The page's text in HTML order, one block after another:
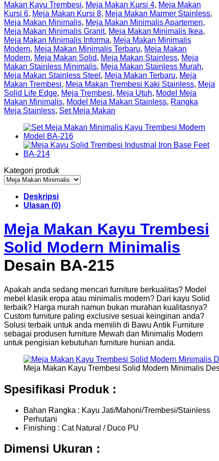
Makan Kayu Trembesi, Meja Makan Kursi 4, Meja Makan
Kursi 6, Meja Makan Kursi 8, Meja Makan Marmer Stainless,
Meja Makan Minimalis, Meja Makan Minimalis Apartemen,
Meja Makan Minimalis Granit, Meja Makan Minimalis Ikea,
Meja Makan Minimalis Informa, Meja Makan Minimalis
Modern, Meja Makan Minimalis Terbaru, Meja Makan
Modern, Meja Makan Solid, Meja Makan Stainless, Meja
Makan Stainless Minimalis, Meja Makan Stainless Murah,
Meja Makan Stainless Steel , Meja Makan Terbaru, Meja
Makan Trembesi, Meja Makan Trembesi Kaki Stainless, Meja
Solid Life Edge, Meja Trembesi, Meja Utuh, Model Meja
Makan Minimalis, Model Meja Makan Stainless, Rangka
Meja Stainless, Set Meja Makan
Kategori produk
Deskripsi
Ulasan (0)
Meja Makan Kayu Trembesi
Solid Modern Minimalis
Desain BA-215
Apakah anda sedang mencari furniture berkualitas? Model
mebel klasik eropa atau minimalis modern? Dari kayu Solid
terbaik? Harga murah namun bukan murahan kualitasnya?
Custom furniture paling exclusive sesuai keinginan anda?
Solusi terbaik untuk anda memilih di Bawu Antik Furniture
sebagai produsen furniture Mewah dan Minimalis Modern
untuk pengisian kebutuhan furniture hunian anda.
Meja Makan Kayu Trembesi Solid Modern Minimalis
Spesifikasi Produk :
Bahan Rangka : Kayu Jati/Mahoni/Trembesi/Stainless
Perhutani
Finishing : Cat Natural / Duco PU
Dimensi Ukuran :